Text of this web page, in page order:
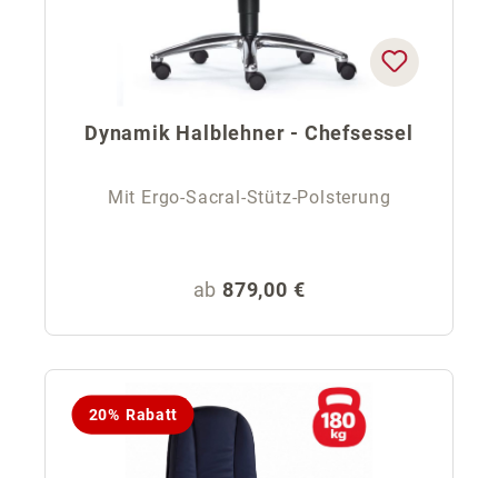
Dynamik Halblehner - Chefsessel
Mit Ergo-Sacral-Stütz-Polsterung
Regulärer Preis:
ab 879,00 €
20% Rabatt